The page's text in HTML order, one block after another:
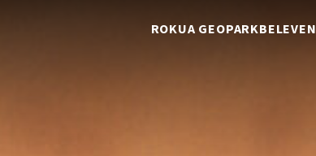
ROKUA GEOPARKBELEVEN